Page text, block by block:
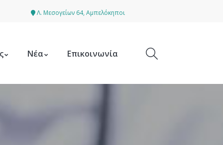
Λ. Μεσογείων 64, Αμπελόκηποι
Νέα Επικοινωνία